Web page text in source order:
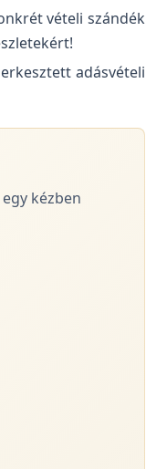
vételi szándék
adásvételi
kézben